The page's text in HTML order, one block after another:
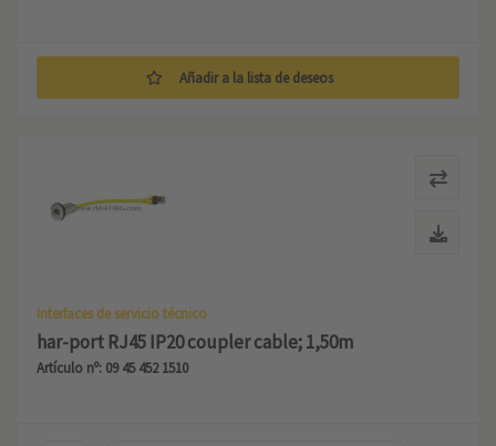
Añadir a la lista de deseos
Interfaces de servicio técnico
har-port RJ45 IP20 coupler cable; 1,50m
Artículo nº: 09 45 452 1510